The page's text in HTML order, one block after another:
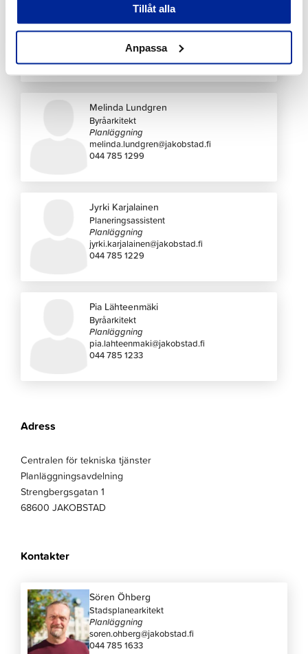
Tillåt alla
Anpassa
AnneMo Kaitfors
Byråarkitekt
Planläggning
annemo.kaitfors@jakobstad.fi
044 785 1230
Melinda Lundgren
Byråarkitekt
Planläggning
melinda.lundgren@jakobstad.fi
044 785 1299
Jyrki Karjalainen
Planeringsassistent
Planläggning
jyrki.karjalainen@jakobstad.fi
044 785 1229
Pia Lähteenmäki
Byråarkitekt
Planläggning
pia.lahteenmaki@jakobstad.fi
044 785 1233
Adress
Centralen för tekniska tjänster
Planläggningsavdelning
Strengbergsgatan 1
68600 JAKOBSTAD
Kontakter
Sören Öhberg
Stadsplanearkitekt
Planläggning
soren.ohberg@jakobstad.fi
044 785 1633